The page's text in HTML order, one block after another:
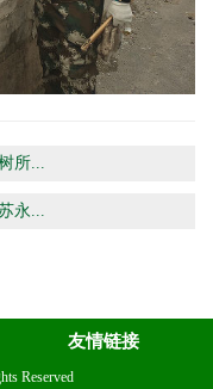
所...
永...
友情链接
Reserved